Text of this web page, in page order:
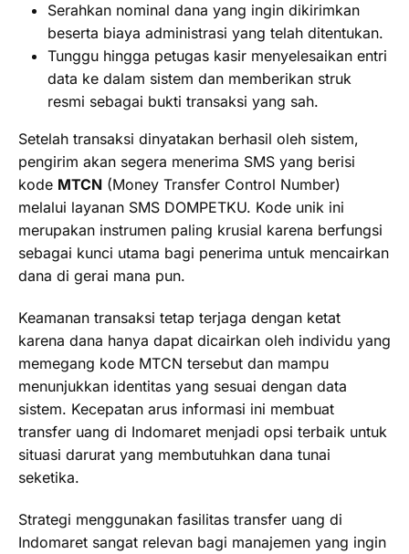
Serahkan nominal dana yang ingin dikirimkan
beserta biaya administrasi yang telah ditentukan.
Tunggu hingga petugas kasir menyelesaikan entri
data ke dalam sistem dan memberikan struk
resmi sebagai bukti transaksi yang sah.
Setelah transaksi dinyatakan berhasil oleh sistem,
pengirim akan segera menerima SMS yang berisi
kode MTCN (Money Transfer Control Number)
melalui layanan SMS DOMPETKU. Kode unik ini
merupakan instrumen paling krusial karena berfungsi
sebagai kunci utama bagi penerima untuk mencairkan
dana di gerai mana pun.
Keamanan transaksi tetap terjaga dengan ketat
karena dana hanya dapat dicairkan oleh individu yang
memegang kode MTCN tersebut dan mampu
menunjukkan identitas yang sesuai dengan data
sistem. Kecepatan arus informasi ini membuat
transfer uang di Indomaret menjadi opsi terbaik untuk
situasi darurat yang membutuhkan dana tunai
seketika.
Strategi menggunakan fasilitas transfer uang di
Indomaret sangat relevan bagi manajemen yang ingin